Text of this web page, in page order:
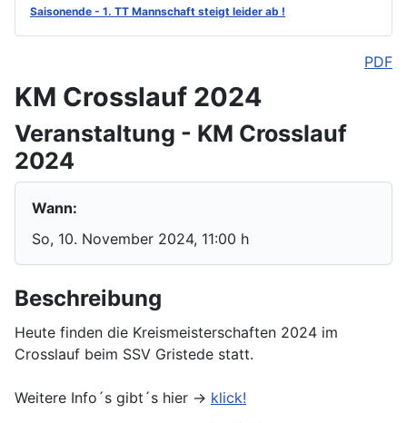
Saisonende - 1. TT Mannschaft steigt leider ab !
PDF
KM Crosslauf 2024
Veranstaltung - KM Crosslauf
2024
Wann:
So, 10. November 2024, 11:00 h
Beschreibung
Heute finden die Kreismeisterschaften 2024 im
Crosslauf beim SSV Gristede statt.
Weitere Info´s gibt´s hier -> klick!